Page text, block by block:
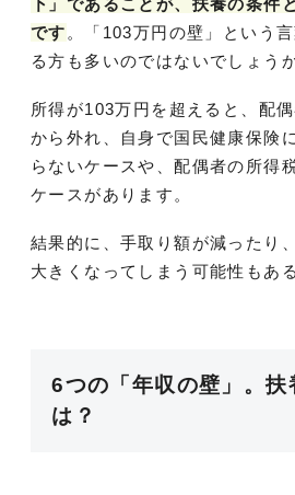
です 。「103万円の壁」という
る方も多いのではないでしょう
所得が103万円を超えると、配
から外れ、自身で国民健康保険
らないケースや、配偶者の所得
ケースがあります。
結果的に、手取り額が減ったり
大きくなってしまう可能性もあ
6つの「年収の壁」。扶
は？